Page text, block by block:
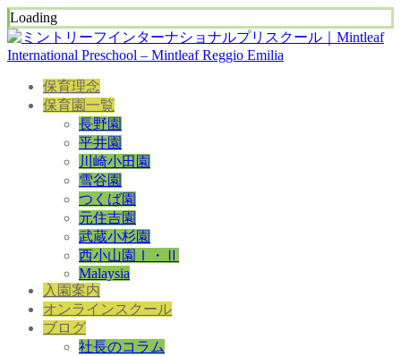
Loading
保育理念
保育園一覧
長野園
平井園
川崎小田園
雪谷園
つくば園
元住吉園
武蔵小杉園
西小山園Ⅰ・Ⅱ
Malaysia
入園案内
オンラインスクール
ブログ
社長のコラム